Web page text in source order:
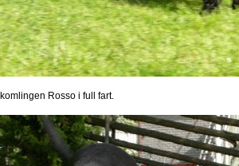
Rosso i full fart.